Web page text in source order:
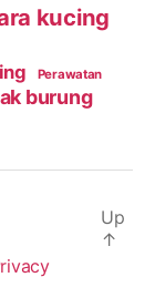
kucing
Perawatan
burung
Up
↑